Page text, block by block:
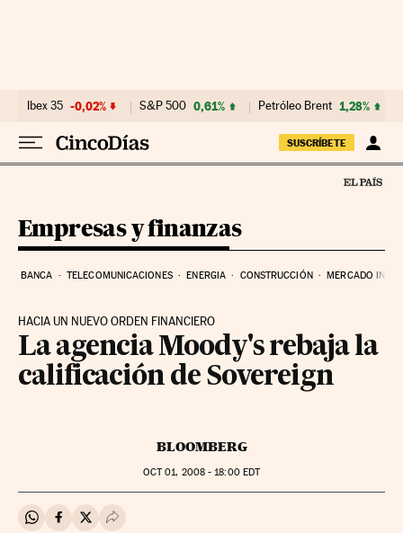
Ibex 35 -0,02% S&P 500 0,61% Petróleo Brent 1,28%
SUSCRÍBETE
Empresas y finanzas
BANCA TELECOMUNICACIONES ENERGIA CONSTRUCCIÓN MERCADO
HACIA UN NUEVO ORDEN FINANCIERO
La agencia Moody's rebaja la
calificación de Sovereign
BLOOMBERG
OCT01, 2008 - 18:00EDT
Compartir en Whatsapp
Compartir en Facebook
Compartir en Twitter
Desplegar Redes Sociales